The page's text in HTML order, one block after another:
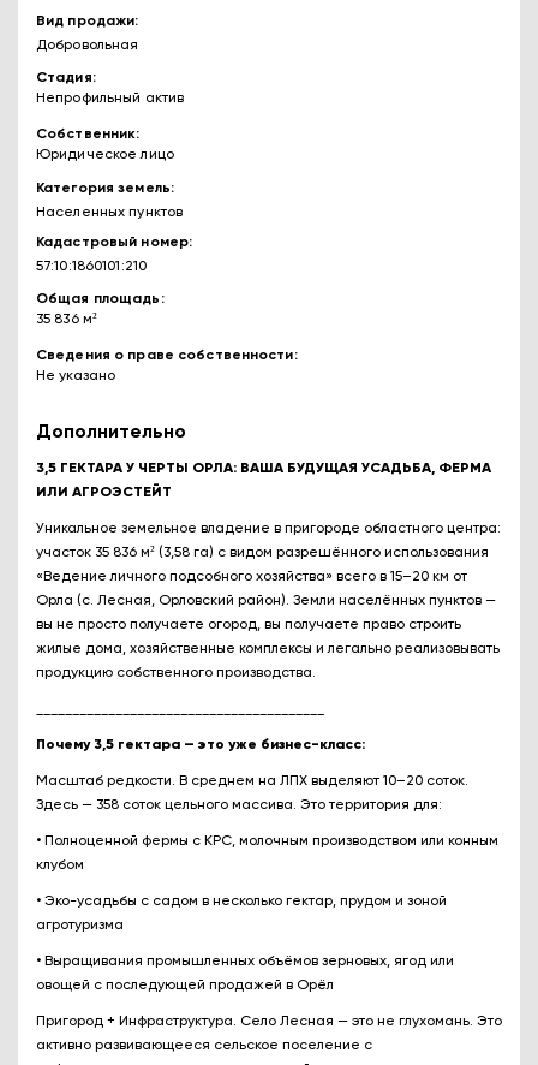
Вид продажи
Добровольная
Стадия
Непрофильный актив
Собственник
Юридическое лицо
Категория земель
Населенных пунктов
Кадастровый номер
57:10:1860101:210
Общая площадь
35 836 м²
Сведения о праве собственности
Не указано
Дополнительно
3,5 ГЕКТАРА У ЧЕРТЫ ОРЛА: ВАША БУДУЩАЯ УСАДЬБА, ФЕРМА
ИЛИ АГРОЭСТЕЙТ
Уникальное земельное владение в пригороде областного центра:
участок 35 836 м² (3,58 га) с видом разрешённого использования
«Ведение личного подсобного хозяйства» всего в 15–20 км от
Орла (с. Лесная, Орловский район). Земли населённых пунктов —
вы не просто получаете огород, вы получаете право строить
жилые дома, хозяйственные комплексы и легально реализовывать
продукцию собственного производства.
Почему 3,5 гектара — это уже бизнес-класс:
Масштаб редкости. В среднем на ЛПХ выделяют 10–20 соток.
Здесь — 358 соток цельного массива. Это территория для:
• Полноценной фермы с КРС, молочным производством или конным
клубом
• Эко-усадьбы с садом в несколько гектар, прудом и зоной
агротуризма
• Выращивания промышленных объёмов зерновых, ягод или
овощей с последующей продажей в Орёл
Пригород + Инфраструктура. Село Лесная — это не глухомань. Это
активно развивающееся сельское поселение с